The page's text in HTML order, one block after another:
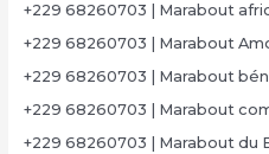
+229 68260703 | Marabout
+229 68260703 | Marabout
+229 68260703 | Marabout
+229 68260703 | Marabout
+229 68260703 | Marabout du